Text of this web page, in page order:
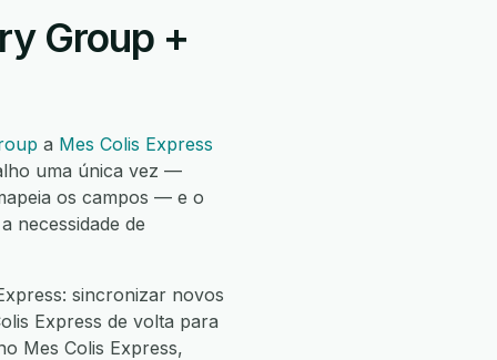
Group +
a Mes Colis Express
uma única vez —
os campos — e o
necessidade de
sincronizar novos
Express de volta para
Mes Colis Express,